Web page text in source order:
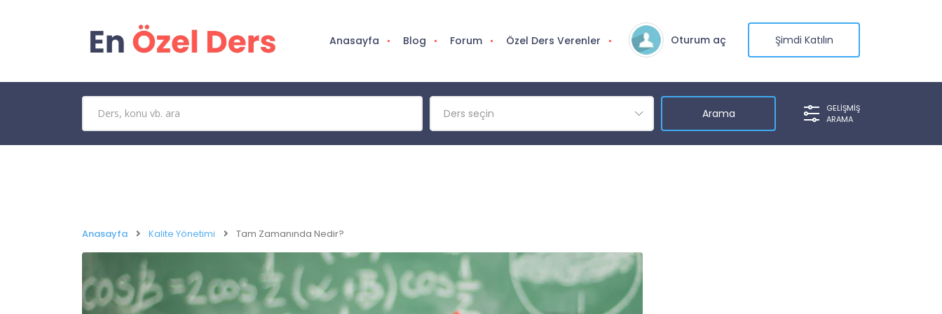
Anasayfa Blog Forum Özel Ders Verenler Oturum aç Şimdi Katılın
Ders seçin
GELIŞMIŞ
ARAMA
Anasayfa Kalite Yönetimi Tam Zamanında Nedir?